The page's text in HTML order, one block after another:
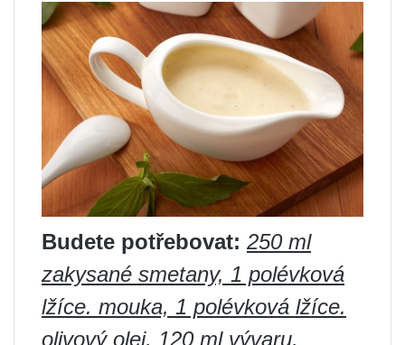
Budete potřebovat: 250 ml
zakysané smetany, 1 polévková
lžíce. mouka, 1 polévková lžíce.
olivový olej, 120 ml vývaru,